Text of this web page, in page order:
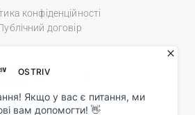
конфіденційності
договір
Store. All Rights Reserved.